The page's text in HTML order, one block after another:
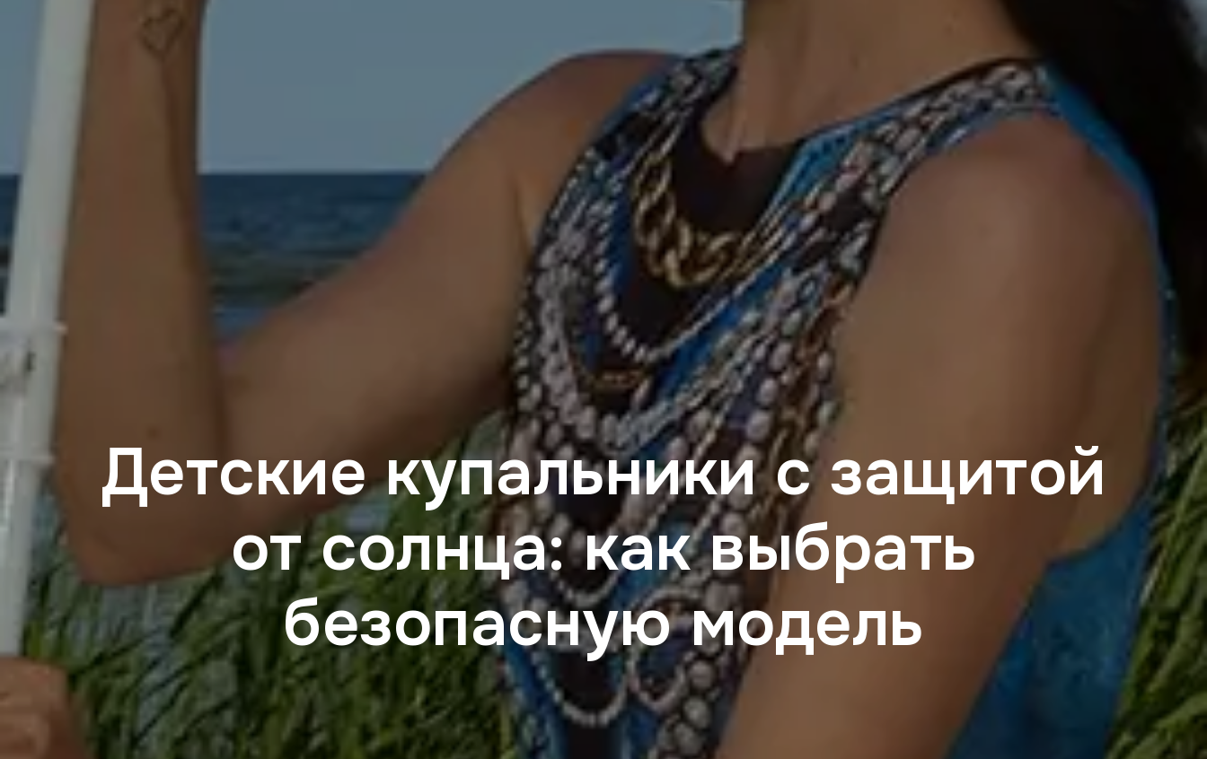
Детские купальники с защитой
от солнца: как выбрать
безопасную модель